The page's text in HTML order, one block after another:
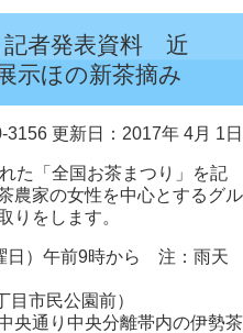
者発表資料 近
示ほの新茶摘み
3156 更新日：2017年 4月 1日
た「全国お茶まつり」を記
農家の女性を中心とするグル
りをします。
日）午前9時から 注：雨天
市民公園前）
り中央分離帯内の伊勢茶